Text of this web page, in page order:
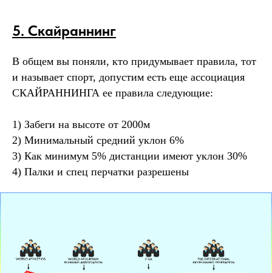
5. Скайраннинг
В общем вы поняли, кто придумывает правила, тот
и называет спорт, допустим есть еще ассоциация
СКАЙРАННИНГА ее правила следующие:
1) Забеги на высоте от 2000м
2) Минимальный средний уклон 6%
3) Как минимум 5% дистанции имеют уклон 30%
4) Палки и спец перчатки разрешены